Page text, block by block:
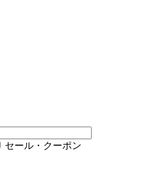
セール・クーポン